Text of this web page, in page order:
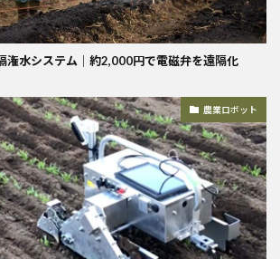
水システム｜約2,000円で電磁弁を遠隔化
農業ロボット